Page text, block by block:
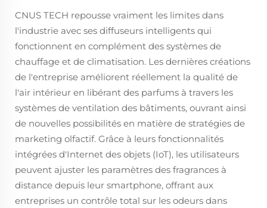
CNUS TECH repousse vraiment les limites dans
l'industrie avec ses diffuseurs intelligents qui
fonctionnent en complément des systèmes de
chauffage et de climatisation. Les dernières créations
de l'entreprise améliorent réellement la qualité de
l'air intérieur en libérant des parfums à travers les
systèmes de ventilation des bâtiments, ouvrant ainsi
de nouvelles possibilités en matière de stratégies de
marketing olfactif. Grâce à leurs fonctionnalités
intégrées d'Internet des objets (IoT), les utilisateurs
peuvent ajuster les paramètres des fragrances à
distance depuis leur smartphone, offrant aux
entreprises un contrôle total sur les odeurs dans